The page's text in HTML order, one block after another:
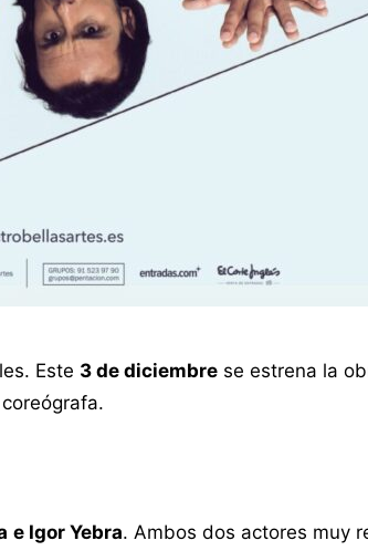
Este 3 de diciembre se estrena la
e Igor Yebra. Ambos dos actores muy